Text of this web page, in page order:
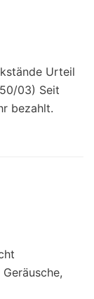
Urteil
03) Seit
bezahlt.